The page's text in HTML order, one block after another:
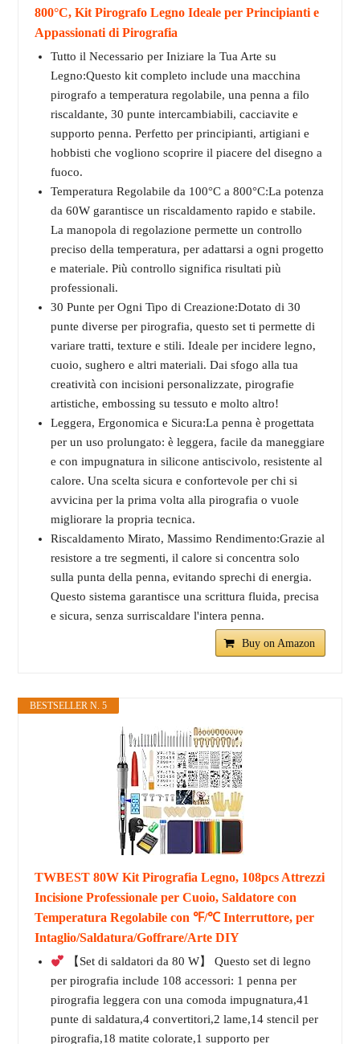
800°C, Kit Pirografo Legno Ideale per Principianti e
Appassionati di Pirografia
Tutto il Necessario per Iniziare la Tua Arte su
Legno:Questo kit completo include una macchina
pirografo a temperatura regolabile, una penna a filo
riscaldante, 30 punte intercambiabili, cacciavite e
supporto penna. Perfetto per principianti, artigiani e
hobbisti che vogliono scoprire il piacere del disegno a
fuoco.
Temperatura Regolabile da 100°C a 800°C:La potenza
da 60W garantisce un riscaldamento rapido e stabile.
La manopola di regolazione permette un controllo
preciso della temperatura, per adattarsi a ogni progetto
e materiale. Più controllo significa risultati più
professionali.
30 Punte per Ogni Tipo di Creazione:Dotato di 30
punte diverse per pirografia, questo set ti permette di
variare tratti, texture e stili. Ideale per incidere legno,
cuoio, sughero e altri materiali. Dai sfogo alla tua
creatività con incisioni personalizzate, pirografie
artistiche, embossing su tessuto e molto altro!
Leggera, Ergonomica e Sicura:La penna è progettata
per un uso prolungato: è leggera, facile da maneggiare
e con impugnatura in silicone antiscivolo, resistente al
calore. Una scelta sicura e confortevole per chi si
avvicina per la prima volta alla pirografia o vuole
migliorare la propria tecnica.
Riscaldamento Mirato, Massimo Rendimento:Grazie al
resistore a tre segmenti, il calore si concentra solo
sulla punta della penna, evitando sprechi di energia.
Questo sistema garantisce una scrittura fluida, precisa
e sicura, senza surriscaldare l'intera penna.
Buy on Amazon
BESTSELLER N. 5
TWBEST 80W Kit Pirografia Legno, 108pcs Attrezzi
Incisione Professionale per Cuoio, Saldatore con
Temperatura Regolabile con ℉/℃ Interruttore, per
Intaglio/Saldatura/Goffrare/Arte DIY
【Set di saldatori da 80 W】 Questo set di legno
per pirografia include 108 accessori: 1 penna per
pirografia leggera con una comoda impugnatura,41
punte di saldatura,4 convertitori,2 lame,14 stencil per
pirografia,18 matite colorate,1 supporto per